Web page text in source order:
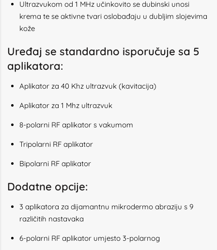
Ultrazvukom od 1 MHz učinkovito se dubinski unosi
krema te se aktivne tvari oslobađaju u dubljim slojevima
kože
Uređaj se standardno isporučuje sa 5
aplikatora:
Aplikator za 40 Khz ultrazvuk (kavitacija)
Aplikator za 1 Mhz ultrazvuk
8-polarni RF aplikator s vakumom
Tripolarni RF aplikator
Bipolarni RF aplikator
Dodatne opcije:
3 aplikatora za dijamantnu mikrodermo abraziju s 9
različitih nastavaka
6-polarni RF aplikator umjesto 3-polarnog